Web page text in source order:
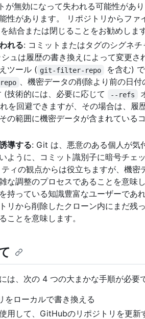
が無効になって失われる可能性があ
性があります。 リポジトリからファ
合または閉じることをお勧めします
れる: コミットまたはタグのシグネ
ュは履歴の書き換えによって変更さ
ツール ( git-filter-repo
を含む)
、機密データの削除より前の日
技術的には、必要に応じて
--refs
を回避できますが、その場合は、履
の範囲に機密データが含まれている
導する: Git は、悪意のある個人が気
ように、コミット識別子に暗号チェ
ィの観点からは役立ちますが、機密
な調整のプロセスであることを意味
持っている知識豊富なユーザーであ
リから削除したクローン内にまだ残
ことを意味します。
は、次の 4 つの大まかな手順が必要
ローカルで書き換える
用して、GitHubのリポジトリを更新